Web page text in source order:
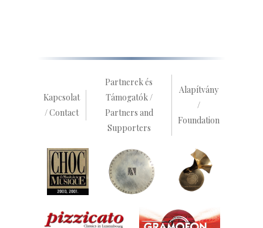
Kapcsolat
/ Contact
Partnerek és
Támogatók /
Partners and
Supporters
Alapítvány
/
Foundation